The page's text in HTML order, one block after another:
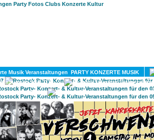
PARTY KONZERTE MUSIK
KULTUR
GAY